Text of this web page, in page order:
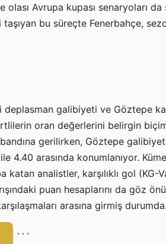
olası Avrupa kupası senaryoları
bu süreçte Fenerbahçe,
galibiyeti ve Göztepe
oran değerlerini belirgin
gerilirken, Göztepe
4.40 arasında konumlanıyor.
katan analistler, karşılıklı gol (KG-
puan hesaplarını da göz
arasına girmiş
```